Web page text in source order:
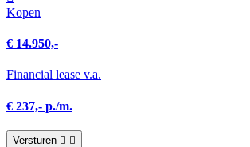
Kopen
€ 14.950,-
Financial lease v.a.
€ 237,- p./m.
Versturen